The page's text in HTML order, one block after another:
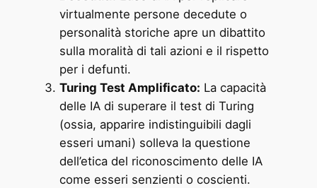
virtualmente persone decedute o
personalità storiche apre un dibattito
sulla moralità di tali azioni e il rispetto
per i defunti.
Turing Test Amplificato: La capacità
delle IA di superare il test di Turing
(ossia, apparire indistinguibili dagli
esseri umani) solleva la questione
dell’etica del riconoscimento delle IA
come esseri senzienti o coscienti.